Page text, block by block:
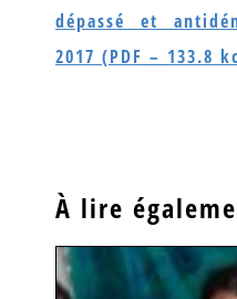
dépassé et
2017 (PDF – 133.8
À lire